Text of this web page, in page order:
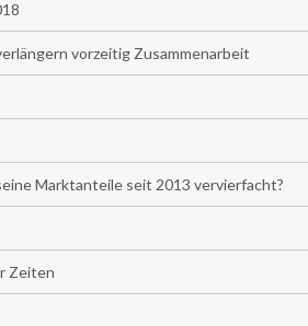
vorzeitig Zusammenarbeit
Marktanteile seit 2013 vervierfacht?
Zeiten